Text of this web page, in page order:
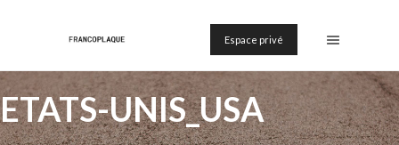
Espace privé
ETATS-UNIS_USA